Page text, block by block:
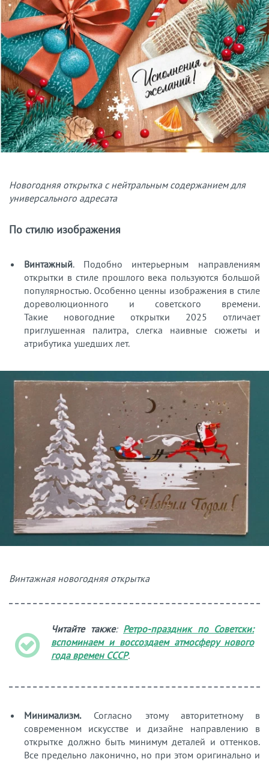
Новогодняя открытка с нейтральным содержанием для
универсального адресата
По стилю изображения
Винтажный. Подобно интерьерным направлениям
открытки в стиле прошлого века пользуются большой
популярностью. Особенно ценны изображения в стиле
дореволюционного и советского времени.
Такие новогодние открытки 2025 отличает
приглушенная палитра, слегка наивные сюжеты и
атрибутика ушедших лет.
Винтажная новогодняя открытка
Читайте также: Ретро-праздник по Советски:
вспоминаем и воссоздаем атмосферу нового
года времен СССР.
Минимализм.Согласно этому авторитетному в
современном искусстве и дизайне направлению в
открытке должно быть минимум деталей и оттенков.
Все предельно лаконично, но при этом оригинально и